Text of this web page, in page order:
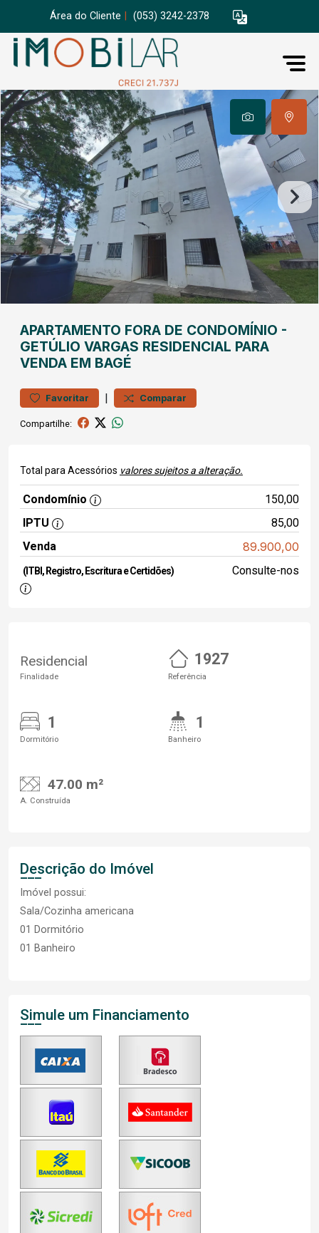
Área do Cliente (053) 3242-2378
APARTAMENTO FORA DE CONDOMÍNIO -
GETÚLIO VARGAS RESIDENCIAL PARA
VENDA EM BAGÉ
Favoritar | Comparar
Compartilhe:
Total para Acessórios valores sujeitos a alteração.
Condomínio
150,00
IPTU
85,00
Venda
89.900,00
(ITBI, Registro, Escritura e Certidões) Consulte-nos
Residencial
Finalidade
1927
Referência
1
Dormitório
1
Banheiro
47.00 m²
A. Construída
Descrição do Imóvel
Imóvel possui:
Sala/Cozinha americana
01 Dormitório
01 Banheiro
Simule um Financiamento